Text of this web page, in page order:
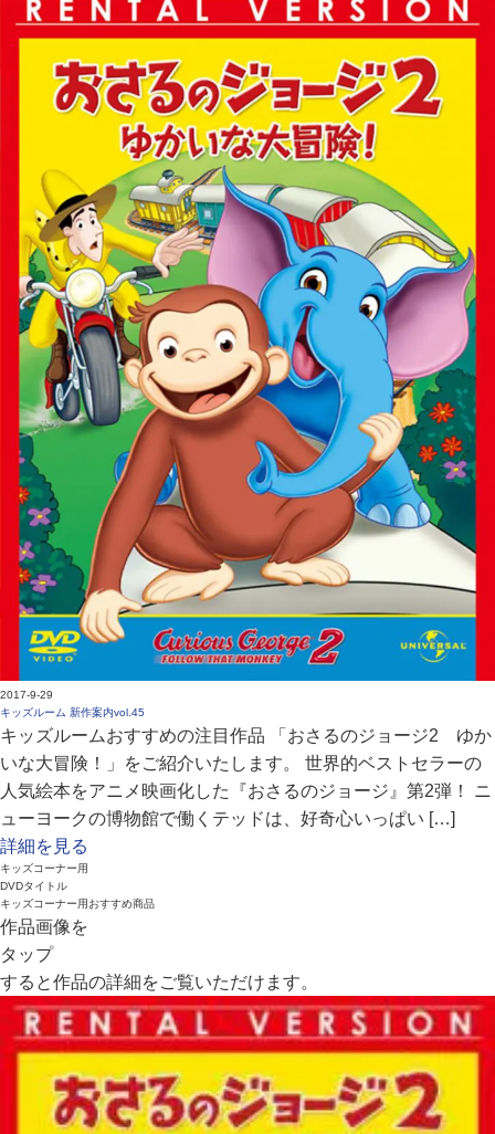
2017-9-29
キッズルーム 新作案内vol.45
キッズルームおすすめの注目作品 「おさるのジョージ2 ゆか
いな大冒険！」をご紹介いたします。 世界的ベストセラーの
人気絵本をアニメ映画化した『おさるのジョージ』第2弾！ ニ
ューヨークの博物館で働くテッドは、好奇心いっぱい […]
詳細を見る
キッズコーナー用
DVDタイトル
キッズコーナー用おすすめ商品
作品画像を
タップ
すると作品の詳細をご覧いただけます。